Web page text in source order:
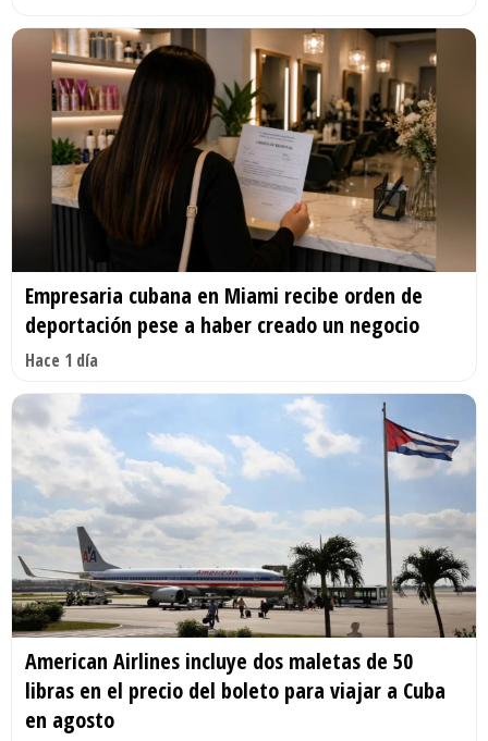
Empresaria cubana en Miami recibe orden de
deportación pese a haber creado un negocio
Hace 1 día
American Airlines incluye dos maletas de 50
libras en el precio del boleto para viajar a Cuba
en agosto